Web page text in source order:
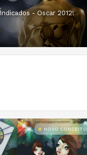
- Oscar 2012!
NOVO CONCEITO